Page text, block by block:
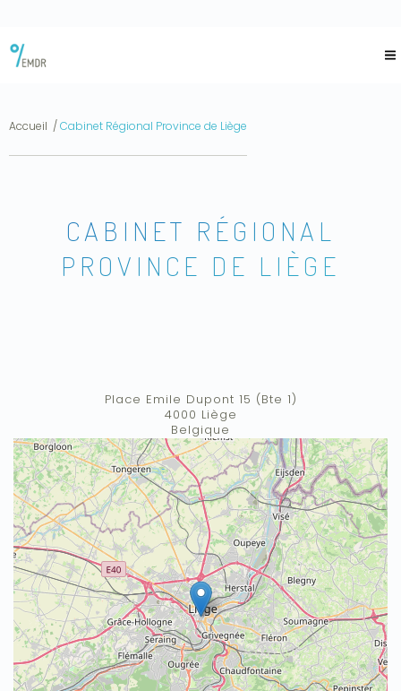
au
contenu
Accueil Cabinet Régional Province de Liège
CABINET RÉGIONAL
PROVINCE DE LIÈGE
Place Emile Dupont 15 (Bte 1)
4000 Liège
Belgique